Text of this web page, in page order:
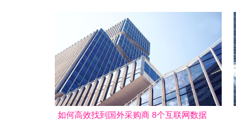
如何高效找到国外采购商 8个互联网数据